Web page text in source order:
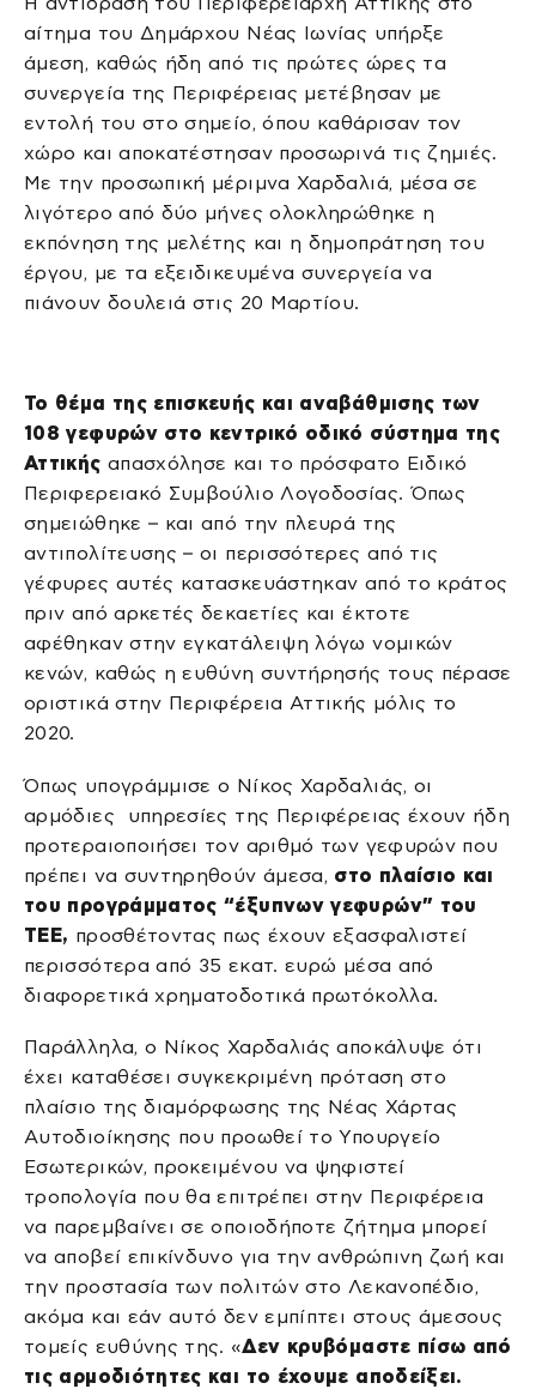
αίτημα του Δημάρχου Νέας Ιωνίας υπήρξε
άμεση, καθώς ήδη από τις πρώτες ώρες τα
συνεργεία της Περιφέρειας μετέβησαν με
εντολή του στο σημείο, όπου καθάρισαν τον
χώρο και αποκατέστησαν προσωρινά τις ζημιές.
Με την προσωπική μέριμνα Χαρδαλιά, μέσα σε
λιγότερο από δύο μήνες ολοκληρώθηκε η
εκπόνηση της μελέτης και η δημοπράτηση του
έργου, με τα εξειδικευμένα συνεργεία να
πιάνουν δουλειά στις 20 Μαρτίου.
Το θέμα της επισκευής και αναβάθμισης των
108 γεφυρών στο κεντρικό οδικό σύστημα της
Αττικής απασχόλησε και το πρόσφατο Ειδικό
Περιφερειακό Συμβούλιο Λογοδοσίας. Όπως
σημειώθηκε – και από την πλευρά της
αντιπολίτευσης – οι περισσότερες από τις
γέφυρες αυτές κατασκευάστηκαν από το κράτος
πριν από αρκετές δεκαετίες και έκτοτε
αφέθηκαν στην εγκατάλειψη λόγω νομικών
κενών, καθώς η ευθύνη συντήρησής τους πέρασε
οριστικά στην Περιφέρεια Αττικής μόλις το
2020.
Όπως υπογράμμισε ο Νίκος Χαρδαλιάς, οι
αρμόδιες υπηρεσίες της Περιφέρειας έχουν ήδη
προτεραιοποιήσει τον αριθμό των γεφυρών που
πρέπει να συντηρηθούν άμεσα, στο πλαίσιο και
του προγράμματος “έξυπνων γεφυρών” του
ΤΕΕ, προσθέτοντας πως έχουν εξασφαλιστεί
περισσότερα από 35 εκατ. ευρώ μέσα από
διαφορετικά χρηματοδοτικά πρωτόκολλα.
Παράλληλα, ο Νίκος Χαρδαλιάς αποκάλυψε ότι
έχει καταθέσει συγκεκριμένη πρόταση στο
πλαίσιο της διαμόρφωσης της Νέας Χάρτας
Αυτοδιοίκησης που προωθεί το Υπουργείο
Εσωτερικών, προκειμένου να ψηφιστεί
τροπολογία που θα επιτρέπει στην Περιφέρεια
να παρεμβαίνει σε οποιοδήποτε ζήτημα μπορεί
να αποβεί επικίνδυνο για την ανθρώπινη ζωή και
την προστασία των πολιτών στο Λεκανοπέδιο,
ακόμα και εάν αυτό δεν εμπίπτει στους άμεσους
τομείς ευθύνης της. «Δεν κρυβόμαστε πίσω από
τις αρμοδιότητες και το έχουμε αποδείξει.